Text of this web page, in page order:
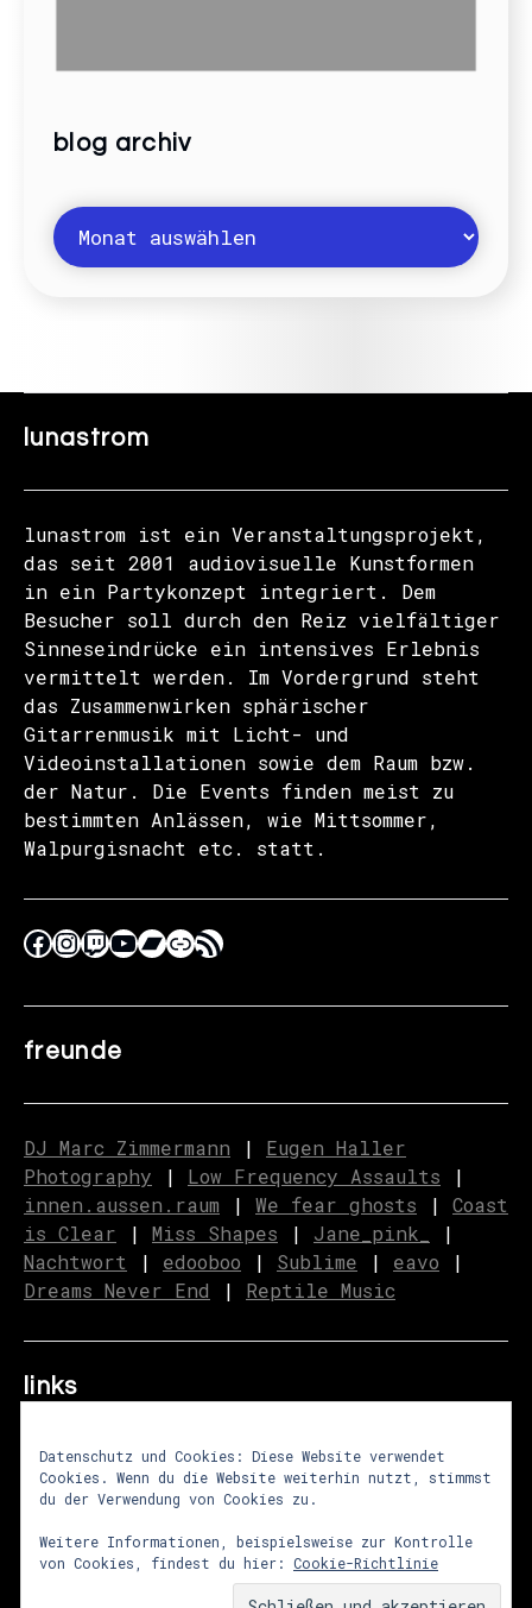
blog archiv
lunastrom
lunastrom ist ein Veranstaltungsprojekt,
das seit 2001 audiovisuelle Kunstformen
in ein Partykonzept integriert. Dem
Besucher soll durch den Reiz vielfältiger
Sinneseindrücke ein intensives Erlebnis
vermittelt werden. Im Vordergrund steht
das Zusammenwirken sphärischer
Gitarrenmusik mit Licht- und
Videoinstallationen sowie dem Raum bzw.
der Natur. Die Events finden meist zu
bestimmten Anlässen, wie Mittsommer,
Walpurgisnacht etc. statt.
freunde
DJ Marc Zimmermann | Eugen Haller
Photography | Low Frequency Assaults |
innen.aussen.raum | We fear ghosts | Coast
is Clear | Miss Shapes | Jane_pink_
|
Nachtwort | edooboo | Sublime | eavo |
Dreams Never End | Reptile Music
links
über uns | presse|newsletter
impressum|datenschutz |
Datenschutz und Cookies: Diese Website verwendet
Cookies. Wenn du die Website weiterhin nutzt, stimmst
du der Verwendung von Cookies zu.
Weitere Informationen, beispielsweise zur Kontrolle
von Cookies, findest du hier: Cookie-Richtlinie